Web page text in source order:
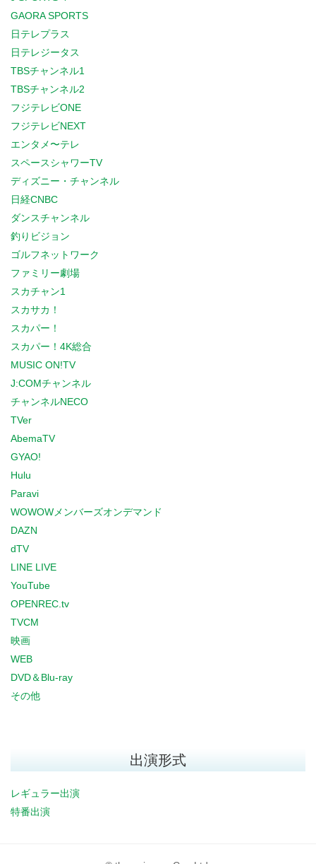
GAORA SPORTS
日テレプラス
日テレジータス
TBSチャンネル1
TBSチャンネル2
フジテレビONE
フジテレビNEXT
エンタメ〜テレ
スペースシャワーTV
ディズニー・チャンネル
日経CNBC
ダンスチャンネル
釣りビジョン
ゴルフネットワーク
ファミリー劇場
スカチャン1
スカサカ！
スカパー！
スカパー！4K総合
MUSIC ON!TV
J:COMチャンネル
チャンネルNECO
TVer
AbemaTV
GYAO!
Hulu
Paravi
WOWOWメンバーズオンデマンド
DAZN
dTV
LINE LIVE
YouTube
OPENREC.tv
TVCM
映画
WEB
DVD＆Blu-ray
その他
出演形式
レギュラー出演
特番出演